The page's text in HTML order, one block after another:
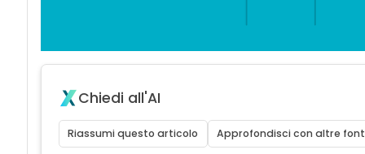
Chiedi all'AI
Riassumi questo articolo Approfondisci con altre